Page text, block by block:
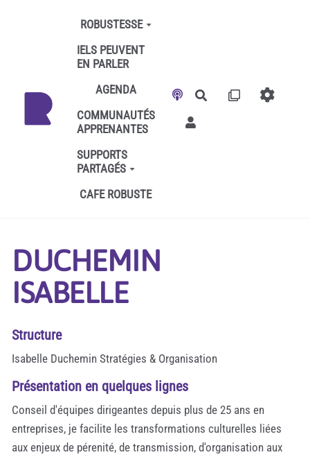
Aller au contenu principal
ROBUSTESSE
IELS PEUVENT
EN PARLER
AGENDA
COMMUNAUTÉS
APPRENANTES
SUPPORTS
PARTAGÉS
CAFE ROBUSTE
Rechercher
DUCHEMIN
ISABELLE
Structure
Isabelle Duchemin Stratégies & Organisation
Présentation en quelques lignes
Conseil d'équipes dirigeantes depuis plus de 25 ans en
entreprises, je facilite les transformations culturelles liées
aux enjeux de pérenité, de transmission, d'organisation aux